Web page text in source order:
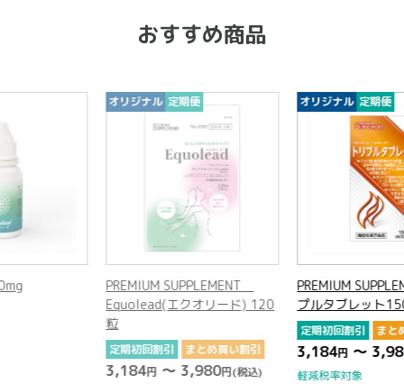
おすすめ商品
オリジナル 定期便
PREMIUM SUPPLEMENT トリ
プルタブレット150粒
3,184円～ 3,980円(税込)
軽減税率対象
ナサリーズ
2,970円(税込)